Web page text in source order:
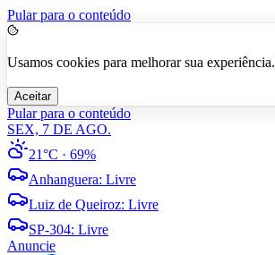
Pular para o conteúdo
Usamos cookies para melhorar sua experiência.
Aceitar
Pular para o conteúdo
SEX, 7 DE AGO.
21°C · 69%
Anhanguera: Livre
Luiz de Queiroz: Livre
SP-304: Livre
Anuncie